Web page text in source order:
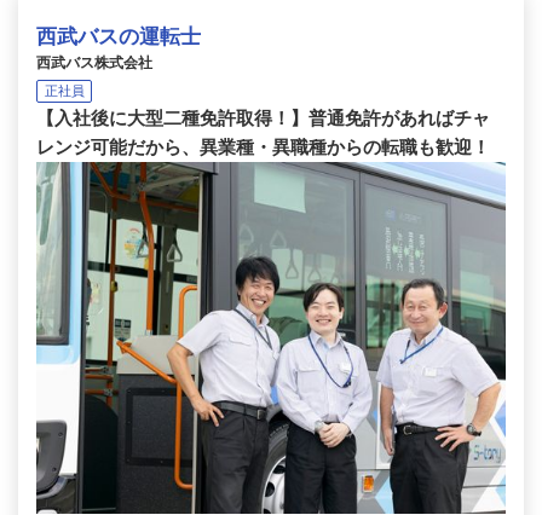
西武バスの運転士
西武バス株式会社
正社員
【入社後に大型二種免許取得！】普通免許があればチャ
レンジ可能だから、異業種・異職種からの転職も歓迎！